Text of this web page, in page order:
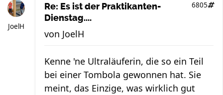
JoelH
Re: Es ist der Praktikanten-
Dienstag....
6805
von JoelH
Kenne 'ne Ultraläuferin, die so ein Teil
bei einer Tombola gewonnen hat. Sie
meint, das Einzige, was wirklich gut